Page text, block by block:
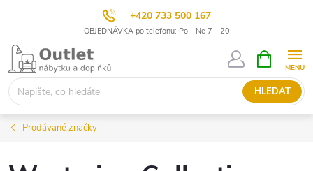
+420 733 500 167
OBJEDNÁVKA po telefonu: Po - Ne 7 - 20
Přejít
obsah
HLEDAT
NÁKUPNÍ
KOŠÍK
Prodávané značky